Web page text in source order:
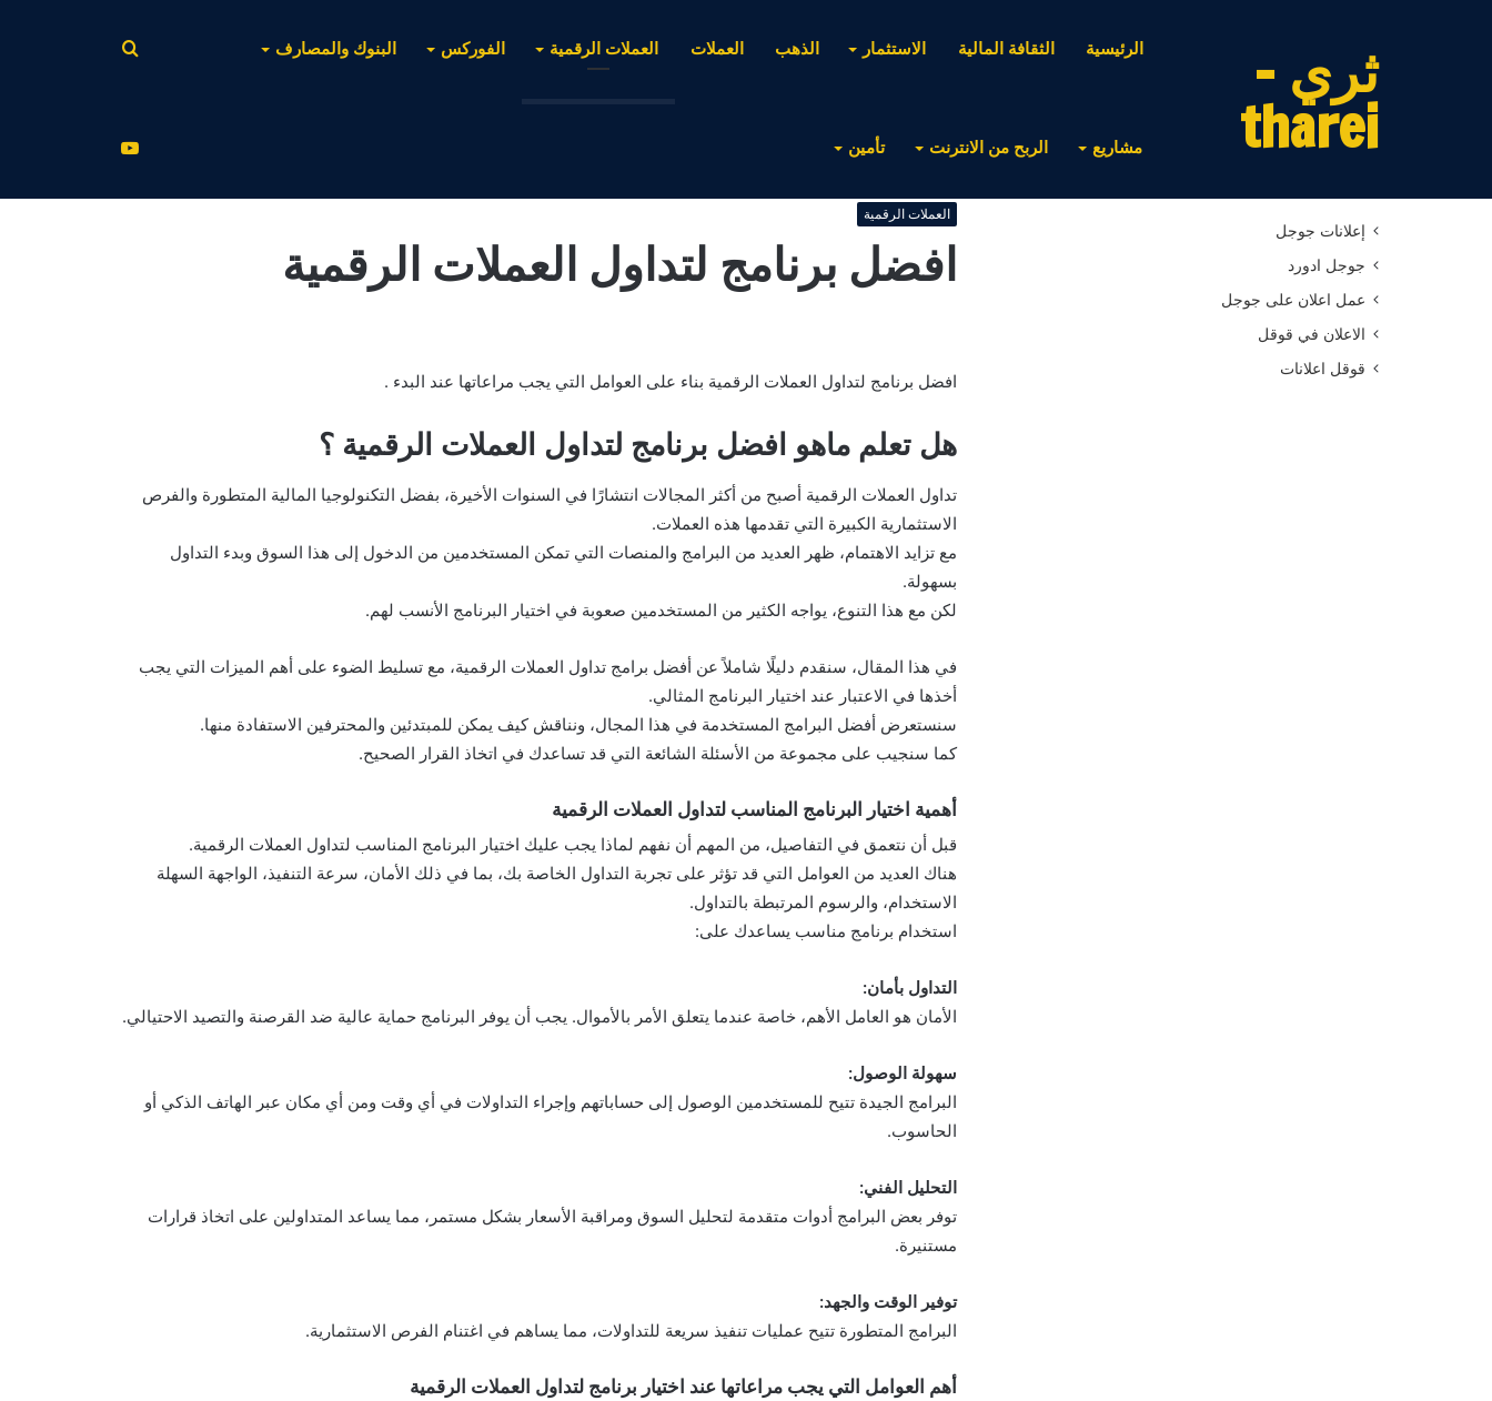
ثري -
tharei
الرئيسية الثقافة المالية الاستثمار الذهب العملات العملات الرقمية الفوركس البنوك والمصارف
مشاريع الربح من الانترنت تأمين عن
العملات الرقمية
افضل برنامج لتداول العملات الرقمية
افضل برنامج لتداول العملات الرقمية بناء على العوامل التي يجب مراعاتها عند البدء .
هل تعلم ماهو افضل برنامج لتداول العملات الرقمية ؟
تداول العملات الرقمية أصبح من أكثر المجالات انتشارًا في السنوات الأخيرة، بفضل التكنولوجيا المالية المتطورة والفرص
الاستثمارية الكبيرة التي تقدمها هذه العملات.
مع تزايد الاهتمام، ظهر العديد من البرامج والمنصات التي تمكن المستخدمين من الدخول إلى هذا السوق وبدء التداول
بسهولة.
لكن مع هذا التنوع، يواجه الكثير من المستخدمين صعوبة في اختيار البرنامج الأنسب لهم.
في هذا المقال، سنقدم دليلًا شاملاً عن أفضل برامج تداول العملات الرقمية، مع تسليط الضوء على أهم الميزات التي يجب
أخذها في الاعتبار عند اختيار البرنامج المثالي.
سنستعرض أفضل البرامج المستخدمة في هذا المجال، ونناقش كيف يمكن للمبتدئين والمحترفين الاستفادة منها.
كما سنجيب على مجموعة من الأسئلة الشائعة التي قد تساعدك في اتخاذ القرار الصحيح.
أهمية اختيار البرنامج المناسب لتداول العملات الرقمية
قبل أن نتعمق في التفاصيل، من المهم أن نفهم لماذا يجب عليك اختيار البرنامج المناسب لتداول العملات الرقمية.
هناك العديد من العوامل التي قد تؤثر على تجربة التداول الخاصة بك، بما في ذلك الأمان، سرعة التنفيذ، الواجهة السهلة
الاستخدام، والرسوم المرتبطة بالتداول.
استخدام برنامج مناسب يساعدك على:
التداول بأمان:
الأمان هو العامل الأهم، خاصة عندما يتعلق الأمر بالأموال. يجب أن يوفر البرنامج حماية عالية ضد القرصنة والتصيد الاحتيالي.
سهولة الوصول:
البرامج الجيدة تتيح للمستخدمين الوصول إلى حساباتهم وإجراء التداولات في أي وقت ومن أي مكان عبر الهاتف الذكي أو
الحاسوب.
التحليل الفني:
توفر بعض البرامج أدوات متقدمة لتحليل السوق ومراقبة الأسعار بشكل مستمر، مما يساعد المتداولين على اتخاذ قرارات
مستنيرة.
توفير الوقت والجهد:
البرامج المتطورة تتيح عمليات تنفيذ سريعة للتداولات، مما يساهم في اغتنام الفرص الاستثمارية.
أهم العوامل التي يجب مراعاتها عند اختيار برنامج لتداول العملات الرقمية
إعلانات جوجل
جوجل ادورد
عمل اعلان على جوجل
الاعلان في قوقل
قوقل اعلانات